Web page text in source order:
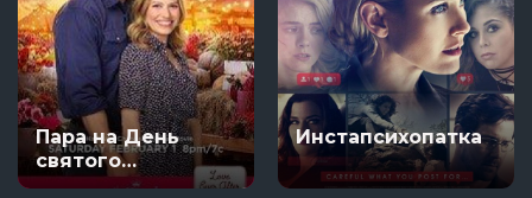
Пара на День
святого
Валентина
Инстапсихопатка